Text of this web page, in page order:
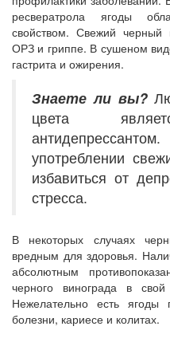
ресвератрола ягоды
свойством. Свежий черный
ОРЗ и гриппе. В сушеном
гастрита и ожирения.
Знаете ли вы?
цвета
употреблении
избавиться от
стресса.
В некоторых случаях
вредным для здоровья.
абсолютным
черного винограда в
Нежелательно есть ягоды
болезни, кариесе и колитах.